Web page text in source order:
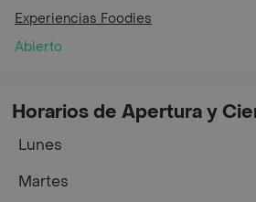
Experiencias Foodies
Abierto
Horarios de Apertura y
Lunes
Martes